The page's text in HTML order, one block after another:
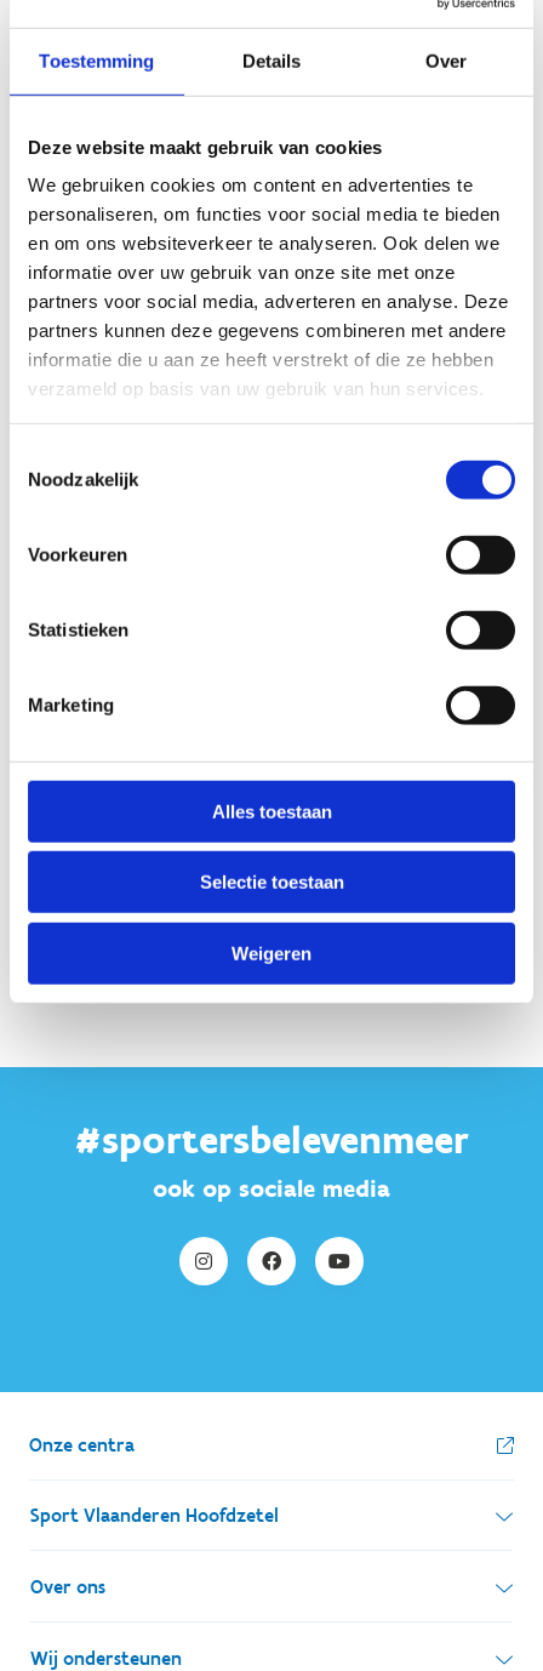
Toestemming Details Over
Deze website maakt gebruik van cookies
We gebruiken cookies om content en advertenties te
personaliseren, om functies voor social media te bieden
en om ons websiteverkeer te analyseren. Ook delen we
informatie over uw gebruik van onze site met onze
partners voor social media, adverteren en analyse. Deze
partners kunnen deze gegevens combineren met andere
informatie die u aan ze heeft verstrekt of die ze hebben
verzameld op basis van uw gebruik van hun services.
Noodzakelijk
Voorkeuren
Statistieken
Marketing
Alles toestaan
Selectie toestaan
Weigeren
met uitdagende hinderenissen. Ideaal om je als
mountainbiker op uit te leven.
Dit parcours kan iedereen gratis gebruiken.
Buiten het centrum
Het parcours van ons centrum sluit aan op de
grotere mountainbikeroute van Zemst.
Bekijk de route vanZemsten ontdek de 3 lussen
(51 km in totaal) van de mountainbikeroute.
Je kan tevens aansluiting vinden met de
#sportersbelevenmeer
ook op sociale media
Onze centra
Sport Vlaanderen Hoofdzetel
Simon Bolivarlaan 17
1000 Brussel
Over ons
Wie zijn we, wat doen we
Wij ondersteunen